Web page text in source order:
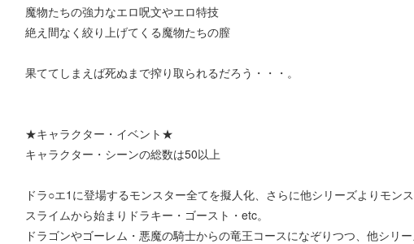
魔物たちの強力なエロ呪文やエロ特技
絶え間なく絞り上げてくる魔物たちの膣
果ててしまえば死ぬまで搾り取られるだろう・・・。
★キャラクター・イベント★
キャラクター・シーンの総数は50以上
ドラ○エ1に登場するモンスター全てを擬人化、さらに他シリーズよりモン
スライムから始まりドラキー・ゴースト・etc。
ドラゴンやゴーレム・悪魔の騎士からの竜王コースになぞりつつ、他シリ